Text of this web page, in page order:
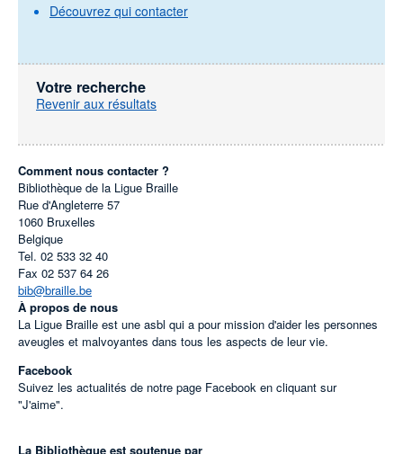
Découvrez qui contacter
Votre recherche
Revenir aux résultats
Comment nous contacter ?
Bibliothèque de la Ligue Braille
Rue d'Angleterre 57
1060 Bruxelles
Belgique
Tel. 02 533 32 40
Fax 02 537 64 26
bib@braille.be
À propos de nous
La Ligue Braille est une asbl qui a pour mission d'aider les personnes
aveugles et malvoyantes dans tous les aspects de leur vie.
Facebook
Suivez les actualités de notre page Facebook en cliquant sur
"J'aime".
La Bibliothèque est soutenue par